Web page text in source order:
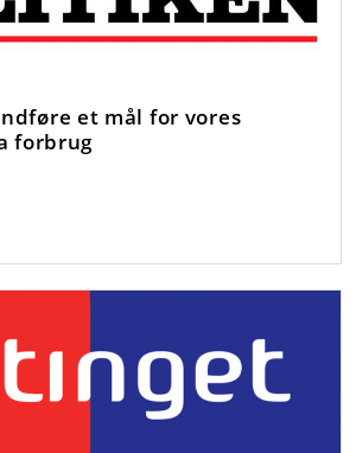
et mål for vores
forbrug